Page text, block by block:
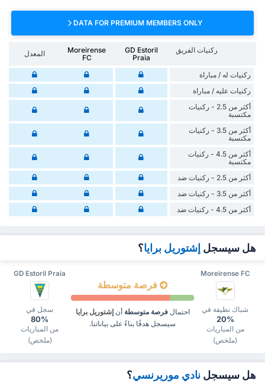
DATA FOR PREMIUM MEMBERS ONLY
ركنيات الفريق
GD Estoril
Praia
Moreirense
FC
المعدل
‏ركنيات له / مباراة
‏ركنيات ‏عليه / مباراة
أكثر من 2.5 - ركنيات
مكتسبة
أكثر من 3.5 - ركنيات
مكتسبة
أكثر من 4.5 - ركنيات
مكتسبة
أكثر من 2.5 - ركنيات ضد
أكثر من 3.5 - ركنيات ضد
أكثر من 4.5 - ركنيات ضد
هل سيسجل إشتوريل برايا؟
GD Estoril Praia Moreirense FC
سجل في
80%
من المباريات
(ملخص)
فرصة متوسطة
احتمالفرصة متوسطة أنإشتوريل برايا
سيسجل هدفًا بناءً على بياناتنا.
شباك نظيفة في
20%
من المباريات
(ملخص)
هل سيسجل نادي موريرنسي؟